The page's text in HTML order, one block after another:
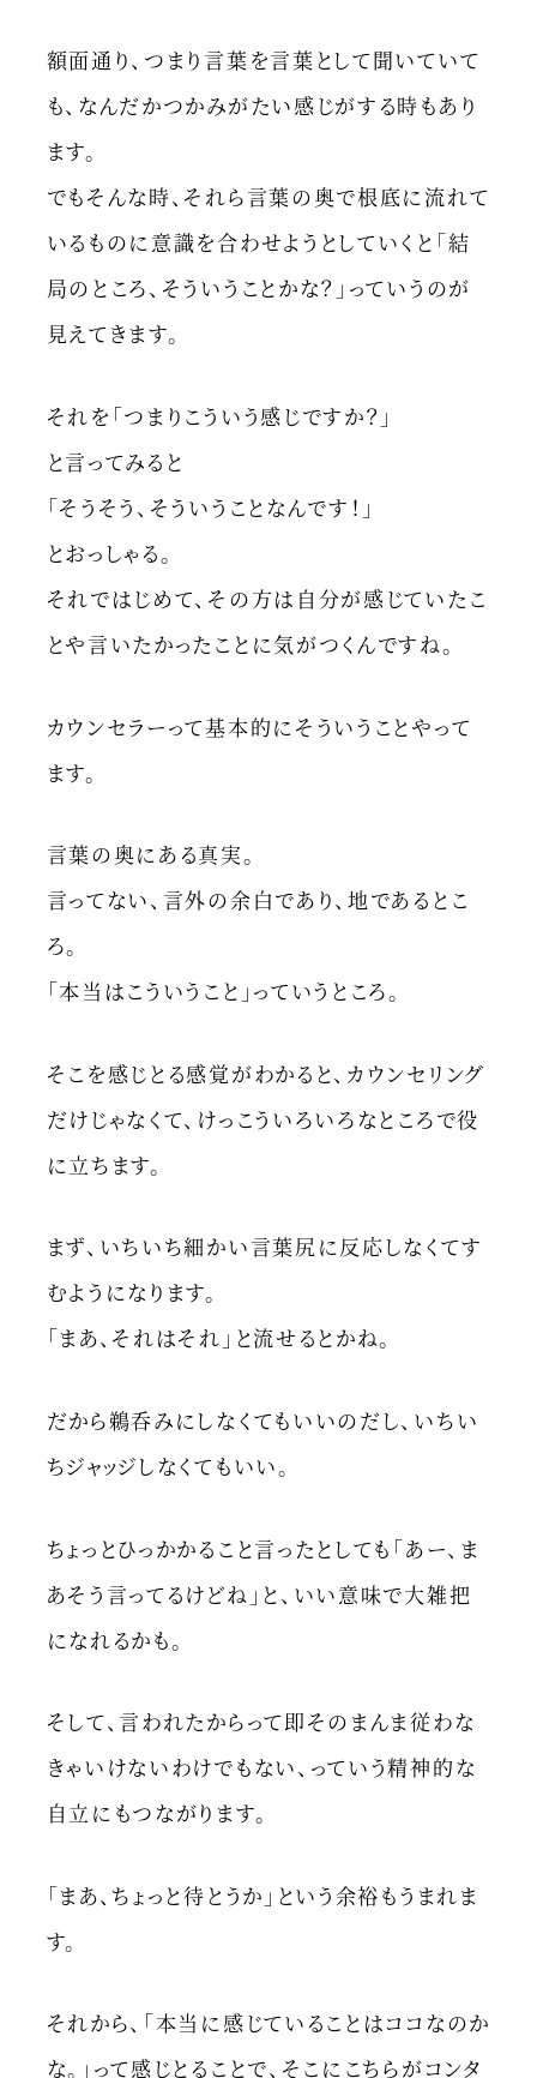
額面通り、つまり言葉を言葉として聞いていて
も、なんだかつかみがたい感じがする時もあり
ます。
でもそんな時、それら言葉の奥で根底に流れて
いるものに意識を合わせようとしていくと「結
局のところ、そういうことかな？」っていうのが
見えてきます。
それを「つまりこういう感じですか？」
と言ってみると
「そうそう、そういうことなんです！」
とおっしゃる。
それではじめて、その方は自分が感じていたこ
とや言いたかったことに気がつくんですね。
カウンセラーって基本的にそういうことやって
ます。
言葉の奥にある真実。
言ってない、言外の余白であり、地であるとこ
ろ。
「本当はこういうこと」っていうところ。
そこを感じとる感覚がわかると、カウンセリング
だけじゃなくて、けっこういろいろなところで役
に立ちます。
まず、いちいち細かい言葉尻に反応しなくてす
むようになります。
「まあ、それはそれ」と流せるとかね。
だから鵜呑みにしなくてもいいのだし、いちい
ちジャッジしなくてもいい。
ちょっとひっかかること言ったとしても「あー、ま
あそう言ってるけどね」と、いい意味で大雑把
になれるかも。
そして、言われたからって即そのまんま従わな
きゃいけないわけでもない、っていう精神的な
自立にもつながります。
「まあ、ちょっと待とうか」という余裕もうまれま
す。
それから、「本当に感じていることはココなのか
な。」って感じとることで、そこにこちらがコンタ